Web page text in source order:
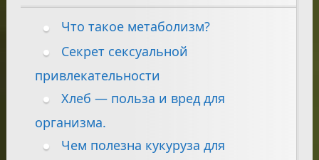
Что такое метаболизм?
Секрет сексуальной
привлекательности
Хлеб — польза и вред для
организма.
Чем полезна кукуруза для